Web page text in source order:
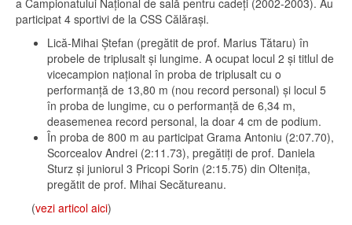
a Campionatului Național de sală pentru cadeți (2002-2003). Au
participat 4 sportivi de la CSS Călărași.
Lică-Mihai Ștefan (pregătit de prof. Marius Tătaru) în
probele de triplusalt și lungime. A ocupat locul 2 și titlul de
vicecampion național în proba de triplusalt cu o
performanță de 13,80 m (nou record personal) și locul 5
în proba de lungime, cu o performanță de 6,34 m,
deasemenea record personal, la doar 4 cm de podium.
În proba de 800 m au participat Grama Antoniu (2:07.70),
Scorcealov Andrei (2:11.73), pregătiți de prof. Daniela
Sturz și juniorul 3 Pricopi Sorin (2:15.75) din Oltenița,
pregătit de prof. Mihai Secătureanu.
(vezi articol aici)